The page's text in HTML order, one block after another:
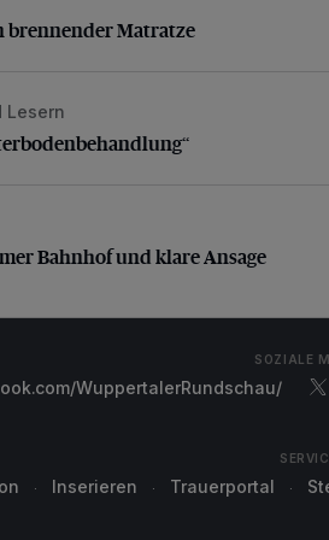
brennender Matratze
Lesern
Bahnhof und klare Ansage
Bahnhof und klare Ansage
SOZIALE
WuppertalerRundschau/
Inserieren Trauerportal